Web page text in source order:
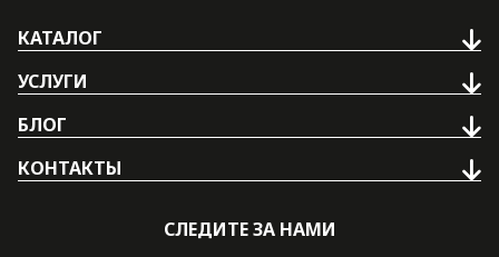
КАТАЛОГ
УСЛУГИ
БЛОГ
КОНТАКТЫ
СЛЕДИТЕ ЗА НАМИ